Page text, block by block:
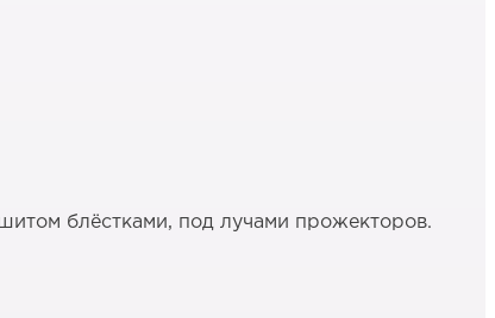
блёстками, под лучами прожекторов.